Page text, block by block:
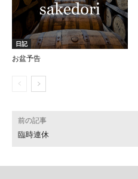
日記
お盆予告
前の記事
臨時連休